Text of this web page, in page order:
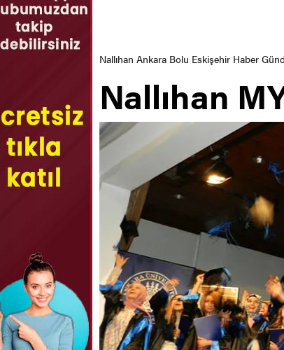
Nallıhan Ankara Bolu Eskişehir Haber
Nallıhan